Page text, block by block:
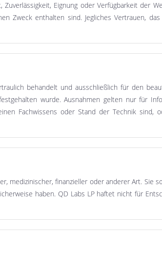
Eignung oder Verfügbarkeit der
Zweck enthalten sind. Jegliches Vertrauen,
behandelt und ausschließlich für den
wurde. Ausnahmen gelten nur für
Fachwissens oder Stand der Technik sind,
medizinischer, finanzieller oder anderer Art. Sie
haben. QD Labs LP haftet nicht für